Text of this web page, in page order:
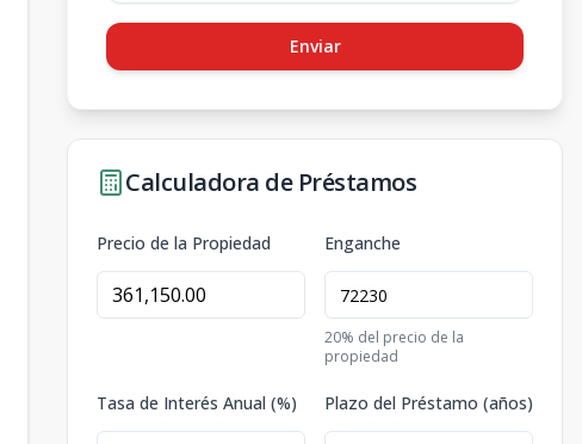
Enviar
Calculadora de Préstamos
Precio de la Propiedad Enganche
20% del precio de la
propiedad
Tasa de Interés Anual (%) Plazo del Préstamo (años)